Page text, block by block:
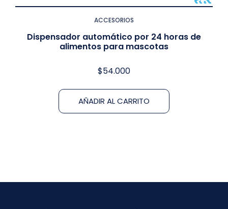
ACCESORIOS
Dispensador automático por 24 horas de
alimentos para mascotas
$54.000
AÑADIR AL CARRITO